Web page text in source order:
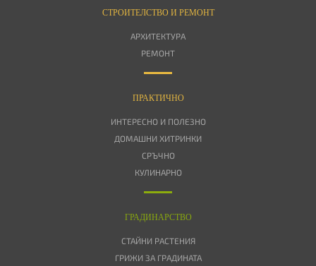
СТРОИТЕЛСТВО И РЕМОНТ
АРХИТЕКТУРА
РЕМОНТ
ПРАКТИЧНО
ИНТЕРЕСНО И ПОЛЕЗНО
ДОМАШНИ ХИТРИНКИ
СРЪЧНО
КУЛИНАРНО
ГРАДИНАРСТВО
СТАЙНИ РАСТЕНИЯ
ГРИЖИ ЗА ГРАДИНАТА